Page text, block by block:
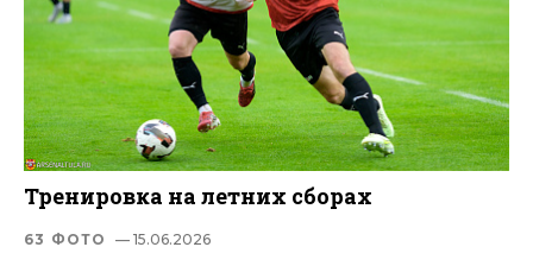
Тренировка на летних сборах
63 ФОТО — 15.06.2026